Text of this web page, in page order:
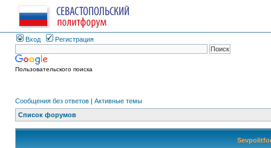
Вход Регистрация
Пользовательского поиска
Сообщения без ответов | Активные темы
Список форумов